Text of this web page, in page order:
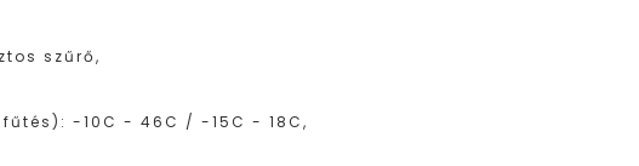
szűrő,
-10C - 46C / -15C - 18C,